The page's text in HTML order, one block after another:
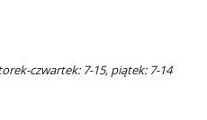
czwartek: 7-15, piątek: 7-14